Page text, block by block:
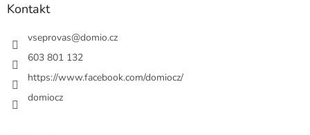
Kontakt
vseprovas@domio.cz
603 801 132
https://www.facebook.com/domiocz/
domiocz